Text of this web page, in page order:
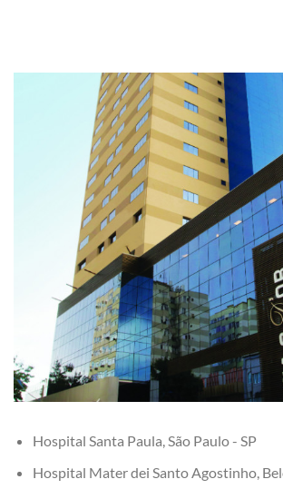
Hospital Santa Paula, São Paulo - SP
Hospital Mater dei Santo Agostinho,